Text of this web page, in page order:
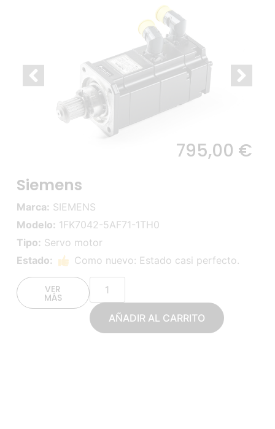
795,00 €
Siemens
Marca: SIEMENS
Modelo: 1FK7042-5AF71-1TH0
Tipo: Servo motor
Estado:
Como nuevo: Estado casi perfecto.
VER
MÁS
AÑADIR AL CARRITO